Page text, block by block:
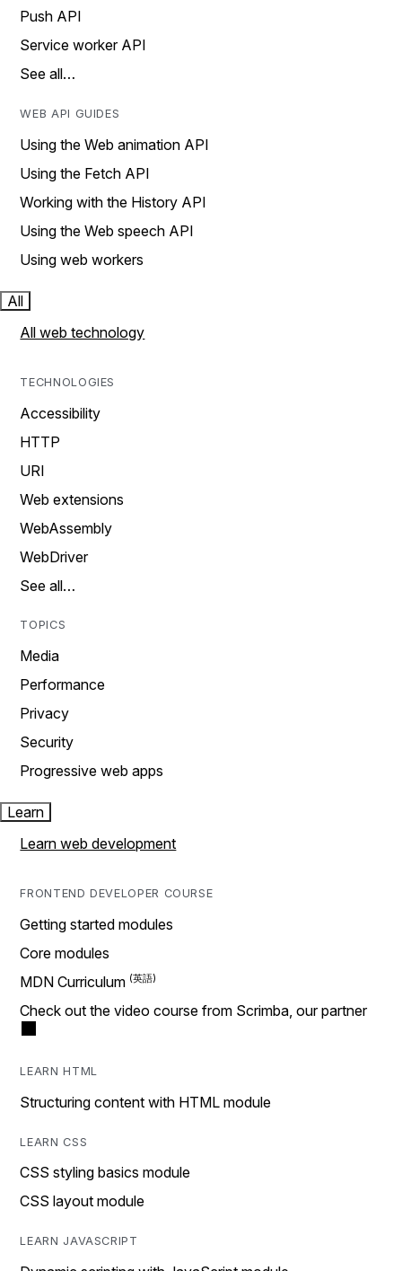
Push API
Service worker API
See all…
WEB API GUIDES
Using the Web animation API
Using the Fetch API
Working with the History API
Using the Web speech API
Using web workers
All
All web technology
TECHNOLOGIES
Accessibility
HTTP
URI
Web extensions
WebAssembly
WebDriver
See all…
TOPICS
Media
Performance
Privacy
Security
Progressive web apps
Learn
Learn web development
FRONTEND DEVELOPER COURSE
Getting started modules
Core modules
MDN Curriculum
Check out the video course from Scrimba, our partner
LEARN HTML
Structuring content with HTML module
LEARN CSS
CSS styling basics module
CSS layout module
LEARN JAVASCRIPT